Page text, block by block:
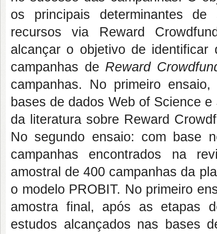
os principais determinantes
recursos via Reward
alcançar o objetivo de
campanhas de Reward
campanhas. No primeiro
bases de dados Web of Science
da literatura sobre Reward
No segundo ensaio: com base
campanhas encontrados na
amostral de 400 campanhas da
o modelo PROBIT. No primeiro
amostra final, após as etapas
estudos alcançados nas bases